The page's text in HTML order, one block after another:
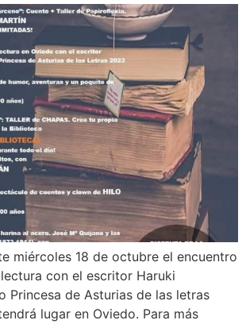
miércoles 18 de octubre el encuentro
con el escritor Haruki
Princesa de Asturias de las letras
lugar en Oviedo. Para más